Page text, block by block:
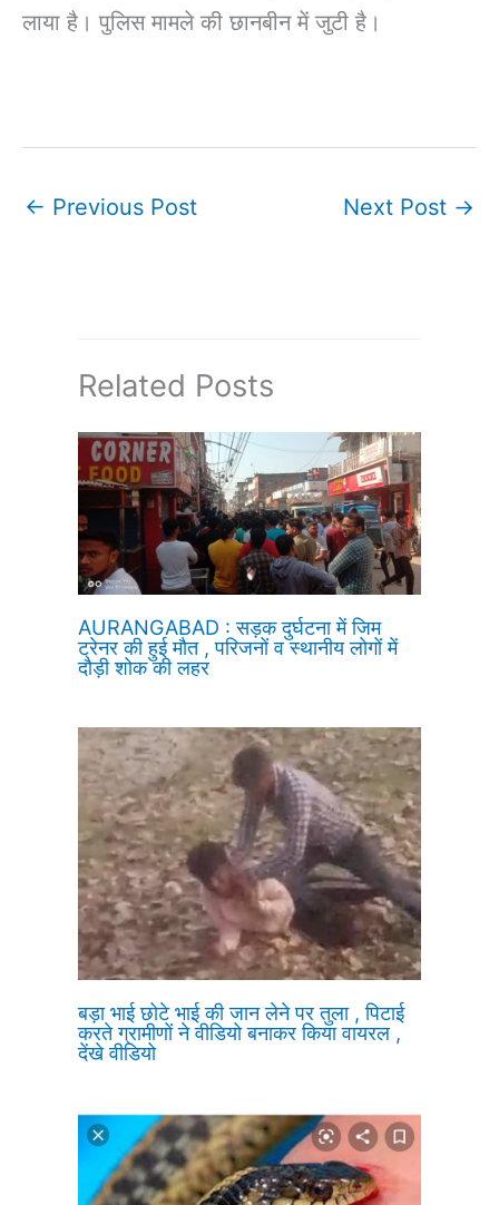
लाया है। पुलिस मामले की छानबीन में जुटी है।
← Previous Post Next Post →
Related Posts
AURANGABAD : सड़क दुर्घटना में जिम
ट्रेनर की हुई मौत , परिजनों व स्थानीय लोगों में
दौड़ी शोक की लहर
बड़ा भाई छोटे भाई की जान लेने पर तुला , पिटाई
करते ग्रामीणों ने वीडियो बनाकर किया वायरल ,
देंखे वीडियो